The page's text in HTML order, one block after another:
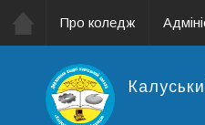
Про коледж